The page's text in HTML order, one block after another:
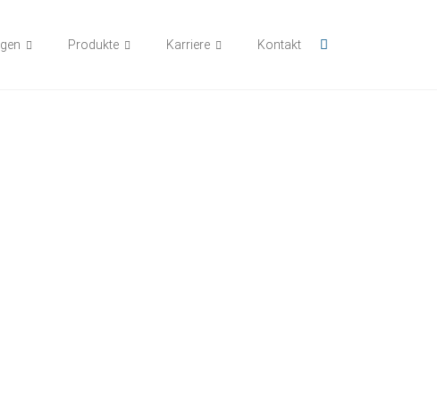
Produkte Karriere Kontakt